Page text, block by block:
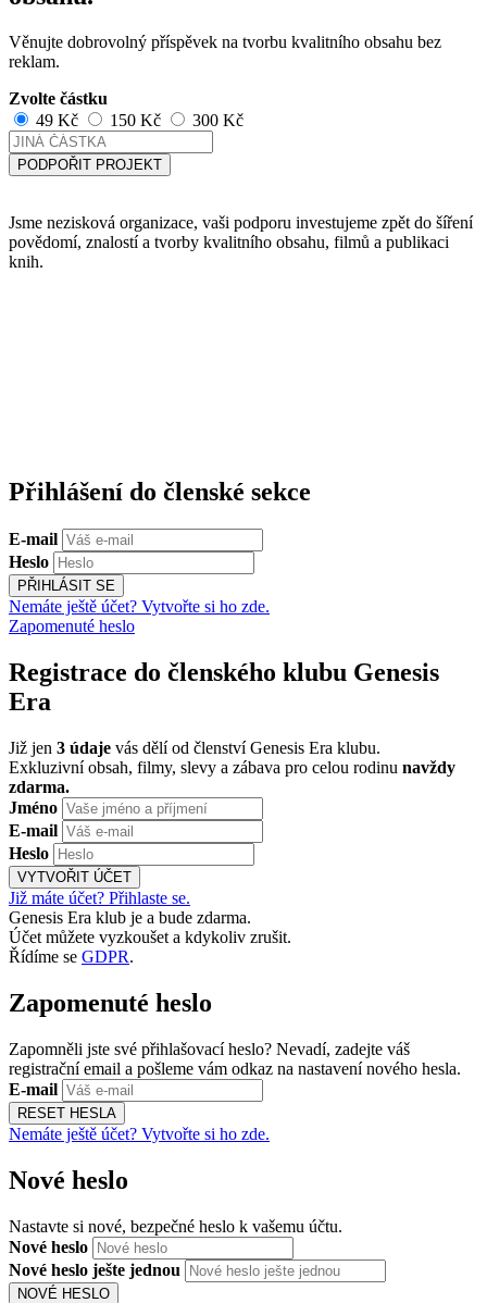
Věnujte dobrovolný příspěvek na tvorbu kvalitního obsahu bez
reklam.
Zvolte částku
49 Kč
150 Kč 300 Kč
PODPOŘIT PROJEKT
Jsme nezisková organizace, vaši podporu investujeme zpět do šíření
povědomí, znalostí a tvorby kvalitního obsahu, filmů a publikaci
knih.
Přihlášení do členské sekce
E-mail
Heslo
PŘIHLÁSIT SE
Nemáte ještě účet? Vytvořte si ho zde.
Zapomenuté heslo
Registrace do členského klubu Genesis
Era
Již jen 3 údaje vás dělí od členství Genesis Era klubu.
Exkluzivní obsah, filmy, slevy a zábava pro celou rodinu navždy
zdarma.
Jméno
E-mail
Heslo
VYTVOŘIT ÚČET
Již máte účet? Přihlaste se.
Genesis Era klub je a bude zdarma.
Účet můžete vyzkoušet a kdykoliv zrušit.
Řídíme se GDPR.
Zapomenuté heslo
Zapomněli jste své přihlašovací heslo? Nevadí, zadejte váš
registrační email a pošleme vám odkaz na nastavení nového hesla.
E-mail
RESET HESLA
Nemáte ještě účet? Vytvořte si ho zde.
Nové heslo
Nastavte si nové, bezpečné heslo k vašemu účtu.
Nové heslo
Nové heslo ješte jednou
NOVÉ HESLO